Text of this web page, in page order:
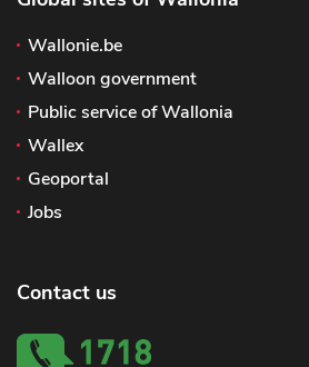
Wallonie.be
Walloon government
Public service of Wallonia
Wallex
Geoportal
Jobs
Contact us